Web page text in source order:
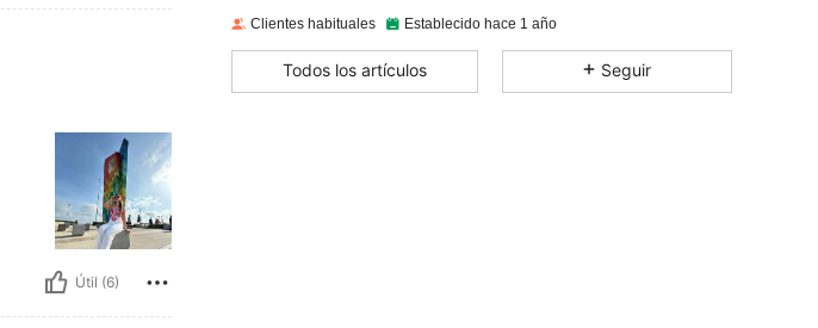
Útil (6)
Clientes habituales Establecido hace 1 año
Todos los artículos Seguir